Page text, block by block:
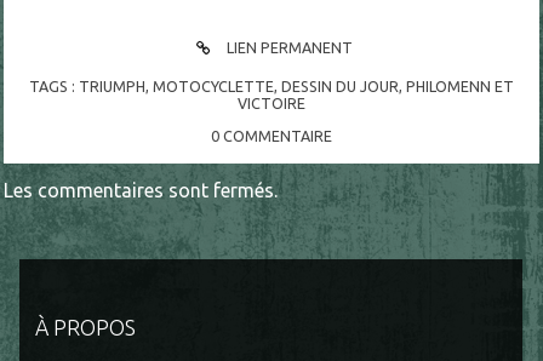
À PROPOS
LIEN PERMANENT
TAGS : TRIUMPH, MOTOCYCLETTE, DESSIN DU JOUR, PHILOMENN ET
VICTOIRE
0 COMMENTAIRE
Les commentaires sont fermés.